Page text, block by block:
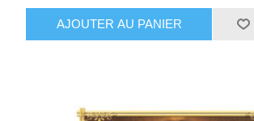
AJOUTER AU PANIER